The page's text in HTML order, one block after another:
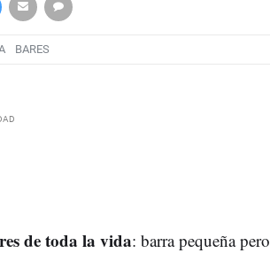
BARES
de toda la vida: barra pequeña pero